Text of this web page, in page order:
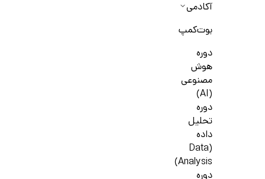
آکادمی
بوت‌کمپ
دوره
هوش
مصنوعی
(AI)
دوره
تحلیل
داده
(Data
Analysis)